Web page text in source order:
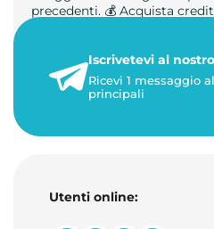
precedenti. 💰 Acquista
23 maggio 2026
1 minuto di lettura
Iscrivetevi al
Ricevi 1 messaggio
principali
Utenti online: